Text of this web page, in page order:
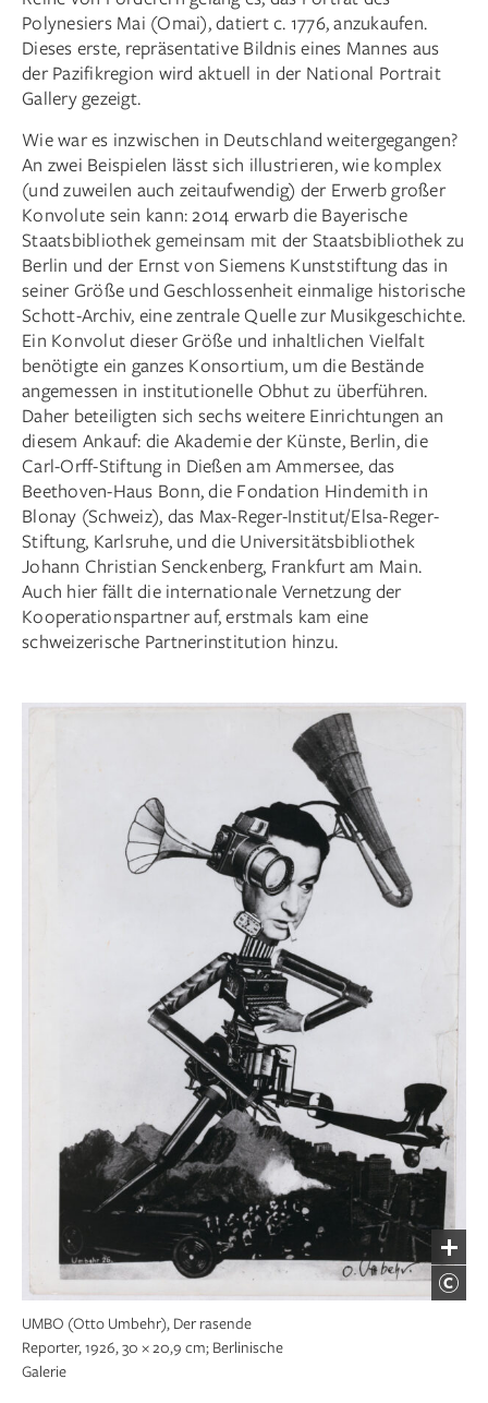
Polynesiers Mai (Omai), datiert c. 1776, anzukaufen.
Dieses erste, repräsentative Bildnis eines Mannes aus
der Pazifikregion wird aktuell in der National Portrait
Gallery gezeigt.
Wie war es inzwischen in Deutschland weitergegangen?
An zwei Beispielen lässt sich illustrieren, wie komplex
(und zuweilen auch zeitaufwendig) der Erwerb großer
Konvolute sein kann: 2014 erwarb die Bayerische
Staatsbibliothek gemeinsam mit der Staatsbibliothek zu
Berlin und der Ernst von Siemens Kunststiftung das in
seiner Größe und Geschlossenheit einmalige historische
Schott-Archiv, eine zentrale Quelle zur Musikgeschichte.
Ein Konvolut dieser Größe und inhaltlichen Vielfalt
benötigte ein ganzes Konsortium, um die Bestände
angemessen in institutionelle Obhut zu überführen.
Daher beteiligten sich sechs weitere Einrichtungen an
diesem Ankauf: die Akademie der Künste, Berlin, die
Carl-Orff-Stiftung in Dießen am Ammersee, das
Beethoven-Haus Bonn, die Fondation Hindemith in
Blonay (Schweiz), das Max-Reger-Institut/Elsa-Reger-
Stiftung, Karlsruhe, und die Universitätsbibliothek
Johann Christian Senckenberg, Frankfurt am Main.
Auch hier fällt die internationale Vernetzung der
Kooperationspartner auf, erstmals kam eine
schweizerische Partnerinstitution hinzu.
UMBO (Otto Umbehr), Der rasende
Reporter, 1926, 30 × 20,9 cm; Berlinische
Galerie